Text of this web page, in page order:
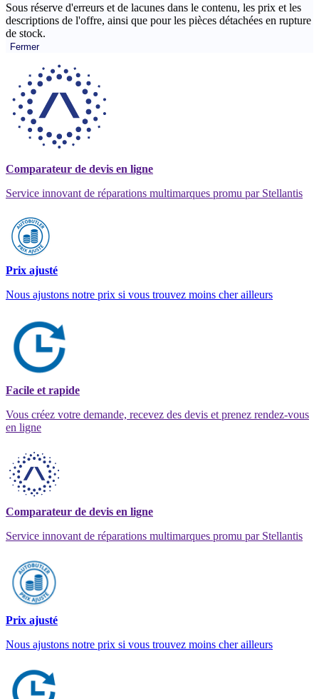
Sous réserve d'erreurs et de lacunes dans le contenu, les prix et les
descriptions de l'offre, ainsi que pour les pièces détachées en rupture
de stock.
Fermer
Comparateur de devis en ligne
Service innovant de réparations multimarques promu par Stellantis
Prix ajusté
Nous ajustons notre prix si vous trouvez moins cher ailleurs
Facile et rapide
Vous créez votre demande, recevez des devis et prenez rendez-vous
en ligne
Comparateur de devis en ligne
Service innovant de réparations multimarques promu par Stellantis
Prix ajusté
Nous ajustons notre prix si vous trouvez moins cher ailleurs